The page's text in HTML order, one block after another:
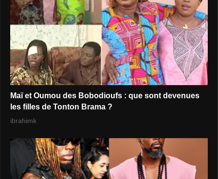
Maï et Oumou des Bobodioufs : que sont devenues
les filles de Tonton Brama ?
ibrahimk